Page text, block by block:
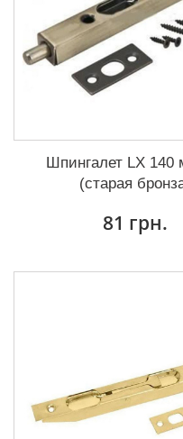
Шпингалет LX 140
(старая
81 грн.